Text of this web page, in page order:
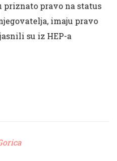
priznato pravo na status
imaju pravo
su iz HEP-a